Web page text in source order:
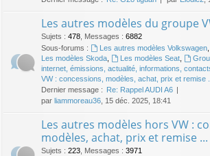
Les autres modèles du groupe
Sujets : 478 Messages : 6882
Sous-forums :
Les autres modèles Volkswagen,
Les modèles Skoda
Les modèles Seat,
internet, émissions, actualité, informations,
VW : concessions, modèles, achat, prix et remise
Dernier message :
Re: Rappel AUDI A6
par liammoreau36 , 15 déc. 2025, 18:41
Les autres modèles hors VW :
modèles, achat, prix et remise ...
Sujets : 223 Messages : 3971